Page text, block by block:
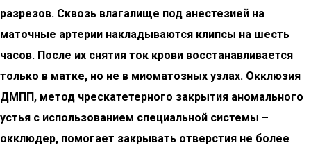
разрезов. Сквозь влагалище под анестезией на
маточные артерии накладываются клипсы на шесть
часов. После их снятия ток крови восстанавливается
только в матке, но не в миоматозных узлах. Окклюзия
ДМПП, метод чрескатетерного закрытия аномального
устья с использованием специальной системы –
окклюдер, помогает закрывать отверстия не более